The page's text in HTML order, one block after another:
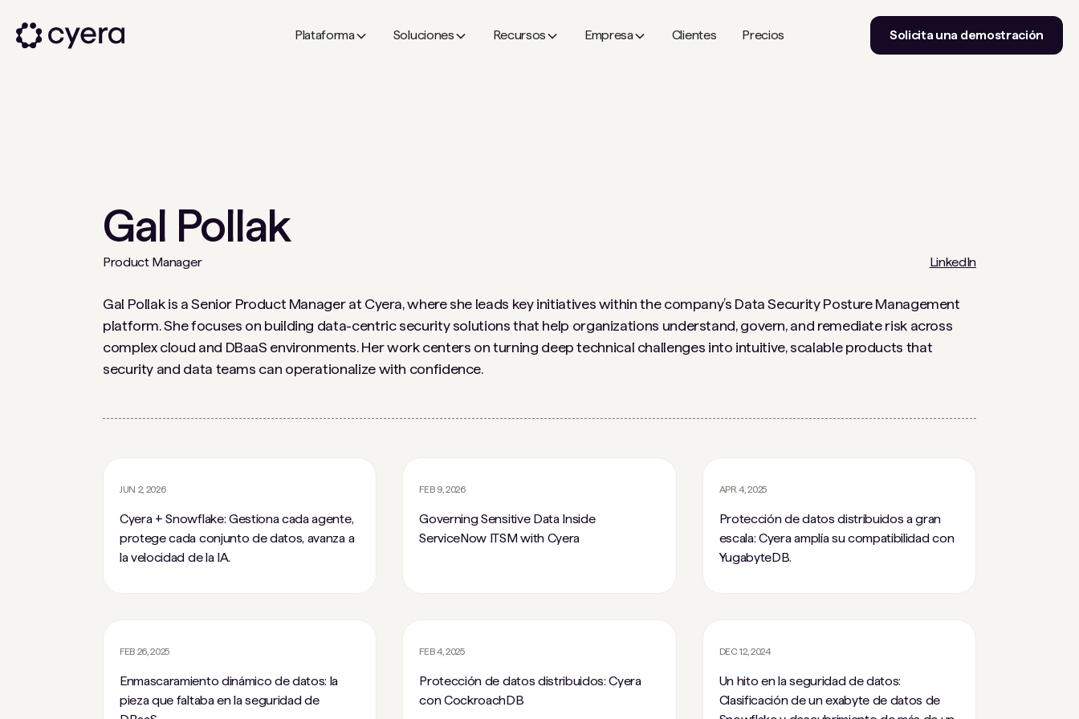
Plataforma Soluciones Recursos Empresa Clientes Precios Solicita una demostración
Gal Pollak
Product Manager LinkedIn
Gal Pollak is a Senior Product Manager at Cyera, where she leads key initiatives within the company’s Data Security Posture Management
platform. She focuses on building data-centric security solutions that help organizations understand, govern, and remediate risk across
complex cloud and DBaaS environments. Her work centers on turning deep technical challenges into intuitive, scalable products that
security and data teams can operationalize with confidence.
JUN 2, 2026
Cyera + Snowflake: Gestiona cada agente,
protege cada conjunto de datos, avanza a
la velocidad de la IA.
FEB 9, 2026
Governing Sensitive Data Inside
ServiceNow ITSM with Cyera
APR 4, 2025
Protección de datos distribuidos a gran
escala: Cyera amplía su compatibilidad con
YugabyteDB.
FEB 26, 2025
Enmascaramiento dinámico de datos: la
pieza que faltaba en la seguridad de
FEB 4, 2025
Protección de datos distribuidos: Cyera
con CockroachDB
DEC 12, 2024
Un hito en la seguridad de datos:
Clasificación de un exabyte de datos de